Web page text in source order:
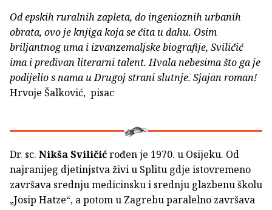
Od epskih ruralnih zapleta, do ingenioznih urbanih
obrata, ovo je knjiga koja se čita u dahu. Osim
briljantnog uma i izvanzemaljske biografije, Sviličić
ima i predivan literarni talent. Hvala nebesima što ga je
podijelio s nama u Drugoj strani slutnje. Sjajan roman!
Hrvoje Šalković, pisac
Dr. sc. Nikša Sviličićrođen je 1970. u Osijeku. Od
najranijeg djetinjstva živi u Splitu gdje istovremeno
završava srednju medicinsku i srednju glazbenu školu
„Josip Hatze“, a potom u Zagrebu paralelno završava